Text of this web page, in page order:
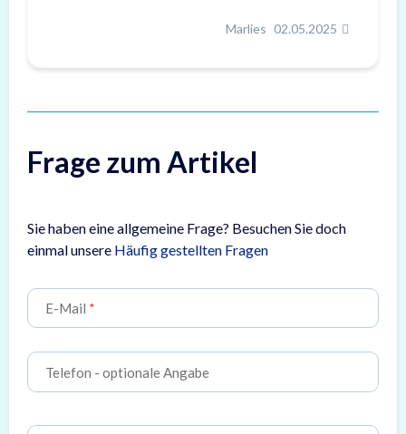
Marlies 02.05.2025
Frage zum Artikel
Sie haben eine allgemeine Frage? Besuchen Sie doch
einmal unsere Häufig gestellten Fragen
E-Mail
Telefon - optionale Angabe